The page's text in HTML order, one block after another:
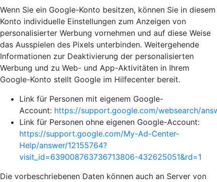
Wenn Sie ein Google-Konto besitzen, können Sie in diesem
Konto individuelle Einstellungen zum Anzeigen von
personalisierter Werbung vornehmen und auf diese Weise
das Ausspielen des Pixels unterbinden. Weitergehende
Informationen zur Deaktivierung der personalisierten
Werbung und zu Web- und App-Aktivitäten in Ihrem
Google-Konto stellt Google im Hilfecenter bereit.
Link für Personen mit eigenem Google-
Account: https://support.google.com/websearch/
Link für Personen ohne eigenen Google-Account:
https://support.google.com/My-Ad-Center-
Help/answer/12155764?
visit_id=639008763736713806-432625051&rd=1
Die vorbeschriebenen Daten können auch an Server von